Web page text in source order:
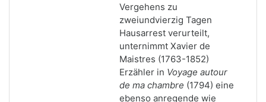
Vergehens zu
zweiundvierzig Tagen
Hausarrest verurteilt,
unternimmt Xavier de
Maistres (1763-1852)
Erzähler in Voyage autour
de ma chambre (1794) eine
ebenso anregende wie